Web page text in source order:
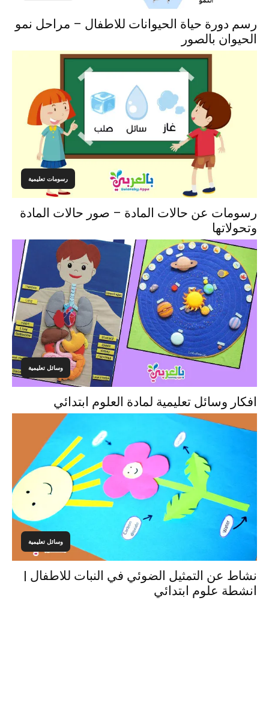
رسم دورة حياة الحيوانات للاطفال – مراحل نمو
الحيوان بالصور
رسومات تعليمية
رسومات عن حالات المادة – صور حالات المادة
وتحولاتها
وسائل تعليمية
افكار وسائل تعليمية لمادة العلوم ابتدائي
وسائل تعليمية
نشاط عن التمثيل الضوئي في النبات للاطفال |
انشطة علوم ابتدائي